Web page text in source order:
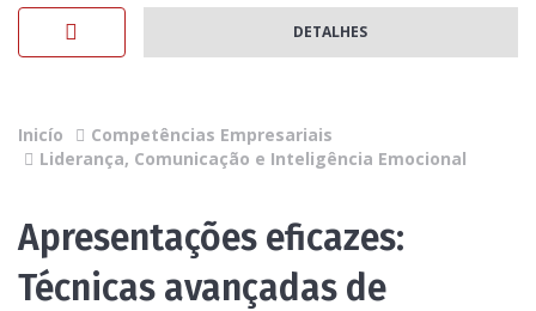
DETALHES
Inicío
Competências Empresariais
Liderança, Comunicação e Inteligência Emocional
Apresentações eficazes:
Técnicas avançadas de